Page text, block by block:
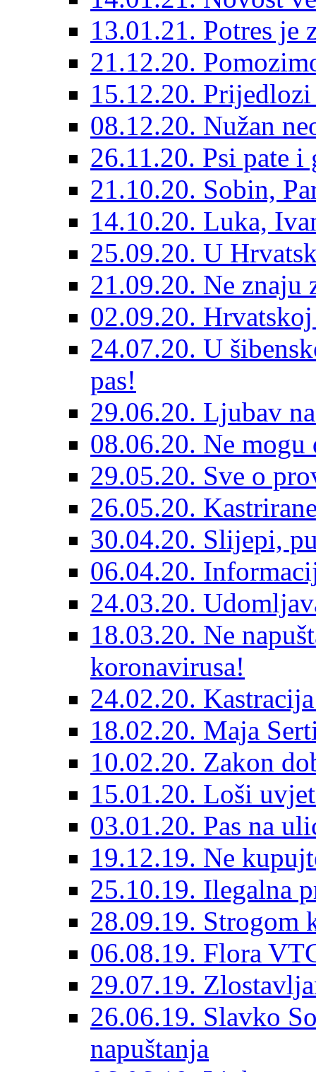
13.01.21. Potres je
21.12.20.
15.12.20.
08.12.20. Nužan
26.11.20. Psi pate
21.10.20. Sobin,
14.10.20. Luka,
25.09.20. U
21.09.20. Ne znaju
02.09.20.
24.07.20. U
pas!
29.06.20. Ljubav
08.06.20. Ne
29.05.20. Sve o
26.05.20.
30.04.20. Slijepi,
06.04.20.
24.03.20.
18.03.20. Ne
koronavirusa!
24.02.20.
18.02.20. Maja
10.02.20. Zakon
15.01.20. Loši
03.01.20. Pas na
19.12.19. Ne
25.10.19. Ilegalna
28.09.19. Strogom
06.08.19. Flora
29.07.19.
26.06.19. Slavko
napuštanja